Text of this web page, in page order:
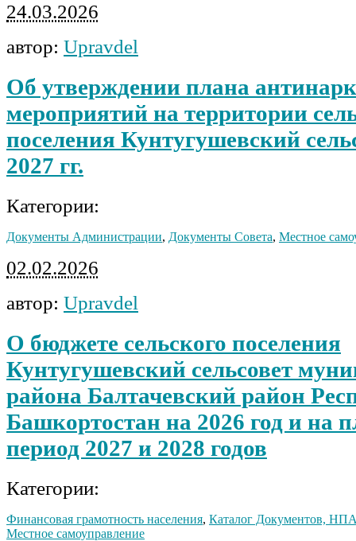
24.03.2026
автор: Upravdel
Об утверждении плана
мероприятий на территории
поселения Кунтугушевский
2027 гг.
Категории:
Документы Администрации, Документы Совета, Местное
02.02.2026
автор: Upravdel
О бюджете сельского поселения
Кунтугушевский сельсовет
района Балтачевский район
Башкортостан на 2026 год и на
период 2027 и 2028 годов
Категории:
Финансовая грамотность населения, Каталог Документов,
Местное самоуправление